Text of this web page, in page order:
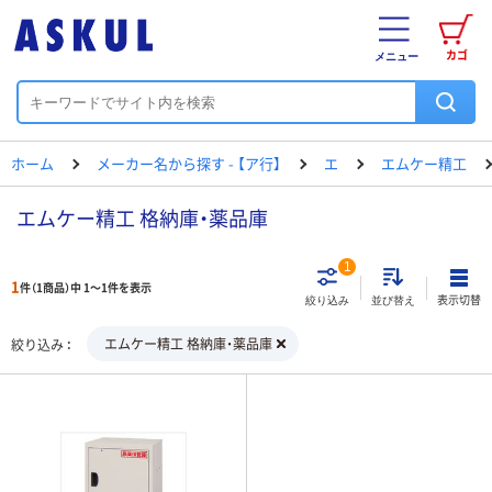
カゴ
メニュー
ホーム メーカー名から探す - 【ア行】 エ エムケー精工
エムケー精工 格納庫・薬品庫
1件（1商品）中 1～1件を表示
絞り込み
1
並び替え 表示切替
絞り込み エムケー精工 格納庫・薬品庫